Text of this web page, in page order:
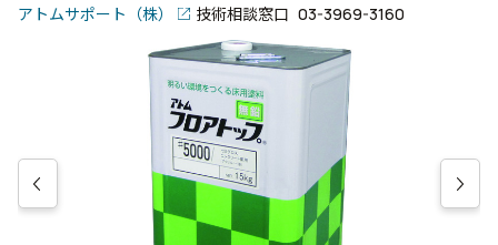
アトムサポート（株） 技術相談窓口 03-3969-3160